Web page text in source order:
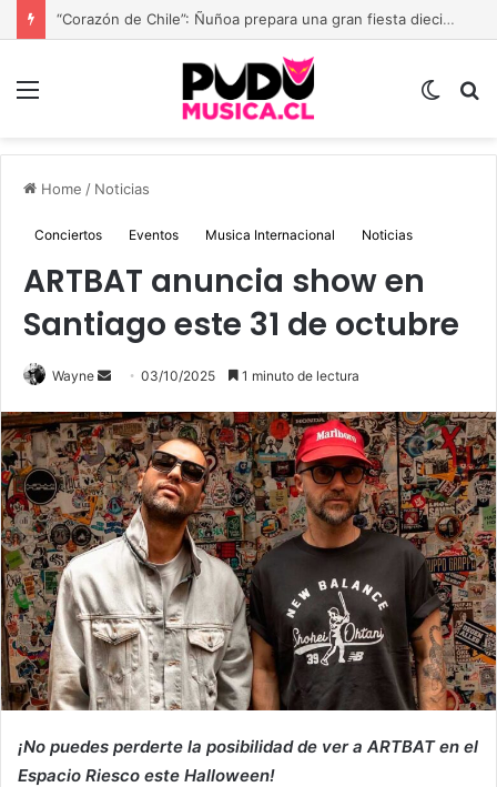
Paola Jara presenta “Mi Momento Más Humilde”: el despecho deja de llorarse y comienza a cantarse con seguridad
Menu
Switch
Home / Noticias
Conciertos Eventos Musica Internacional Noticias
ARTBAT anuncia show en
Santiago este 31 de octubre
Wayne
Send
email
03/10/2025 1 minuto de lectura
¡No puedes perderte la posibilidad de ver a ARTBAT en el
Espacio Riesco este Halloween!